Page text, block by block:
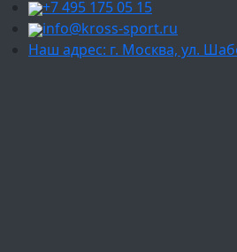
+7 495 175 05 15
info@kross-sport.ru
Наш адрес: г. Москва, ул.